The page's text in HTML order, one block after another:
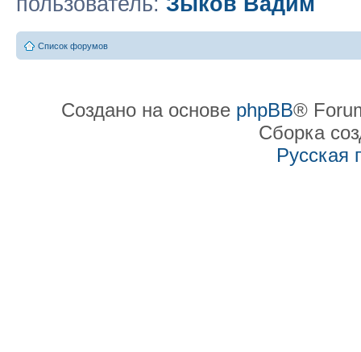
Список форумов
Создано на основе phpBB®
Сборка
Русская